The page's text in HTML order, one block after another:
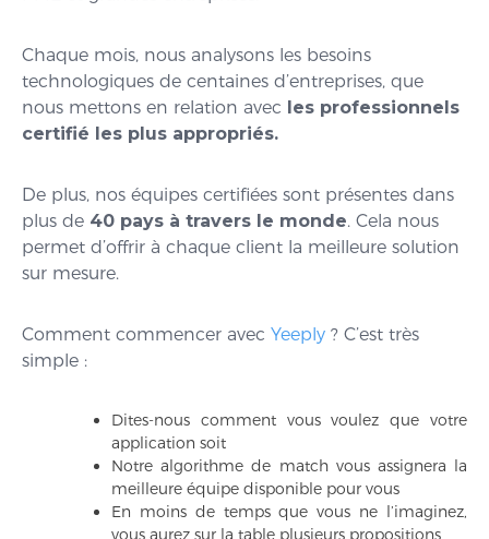
Chaque mois, nous analysons les besoins
technologiques de centaines d’entreprises, que
nous mettons en relation avec les professionnels
certifié les plus appropriés.
De plus, nos équipes certifiées sont présentes dans
plus de 40 pays à travers le monde. Cela nous
permet d’offrir à chaque client la meilleure solution
sur mesure.
Comment commencer avec Yeeply ? C’est très
simple :
Dites-nous comment vous voulez que votre
application soit
Notre algorithme de match vous assignera la
meilleure équipe disponible pour vous
En moins de temps que vous ne l’imaginez,
vous aurez sur la table plusieurs propositions